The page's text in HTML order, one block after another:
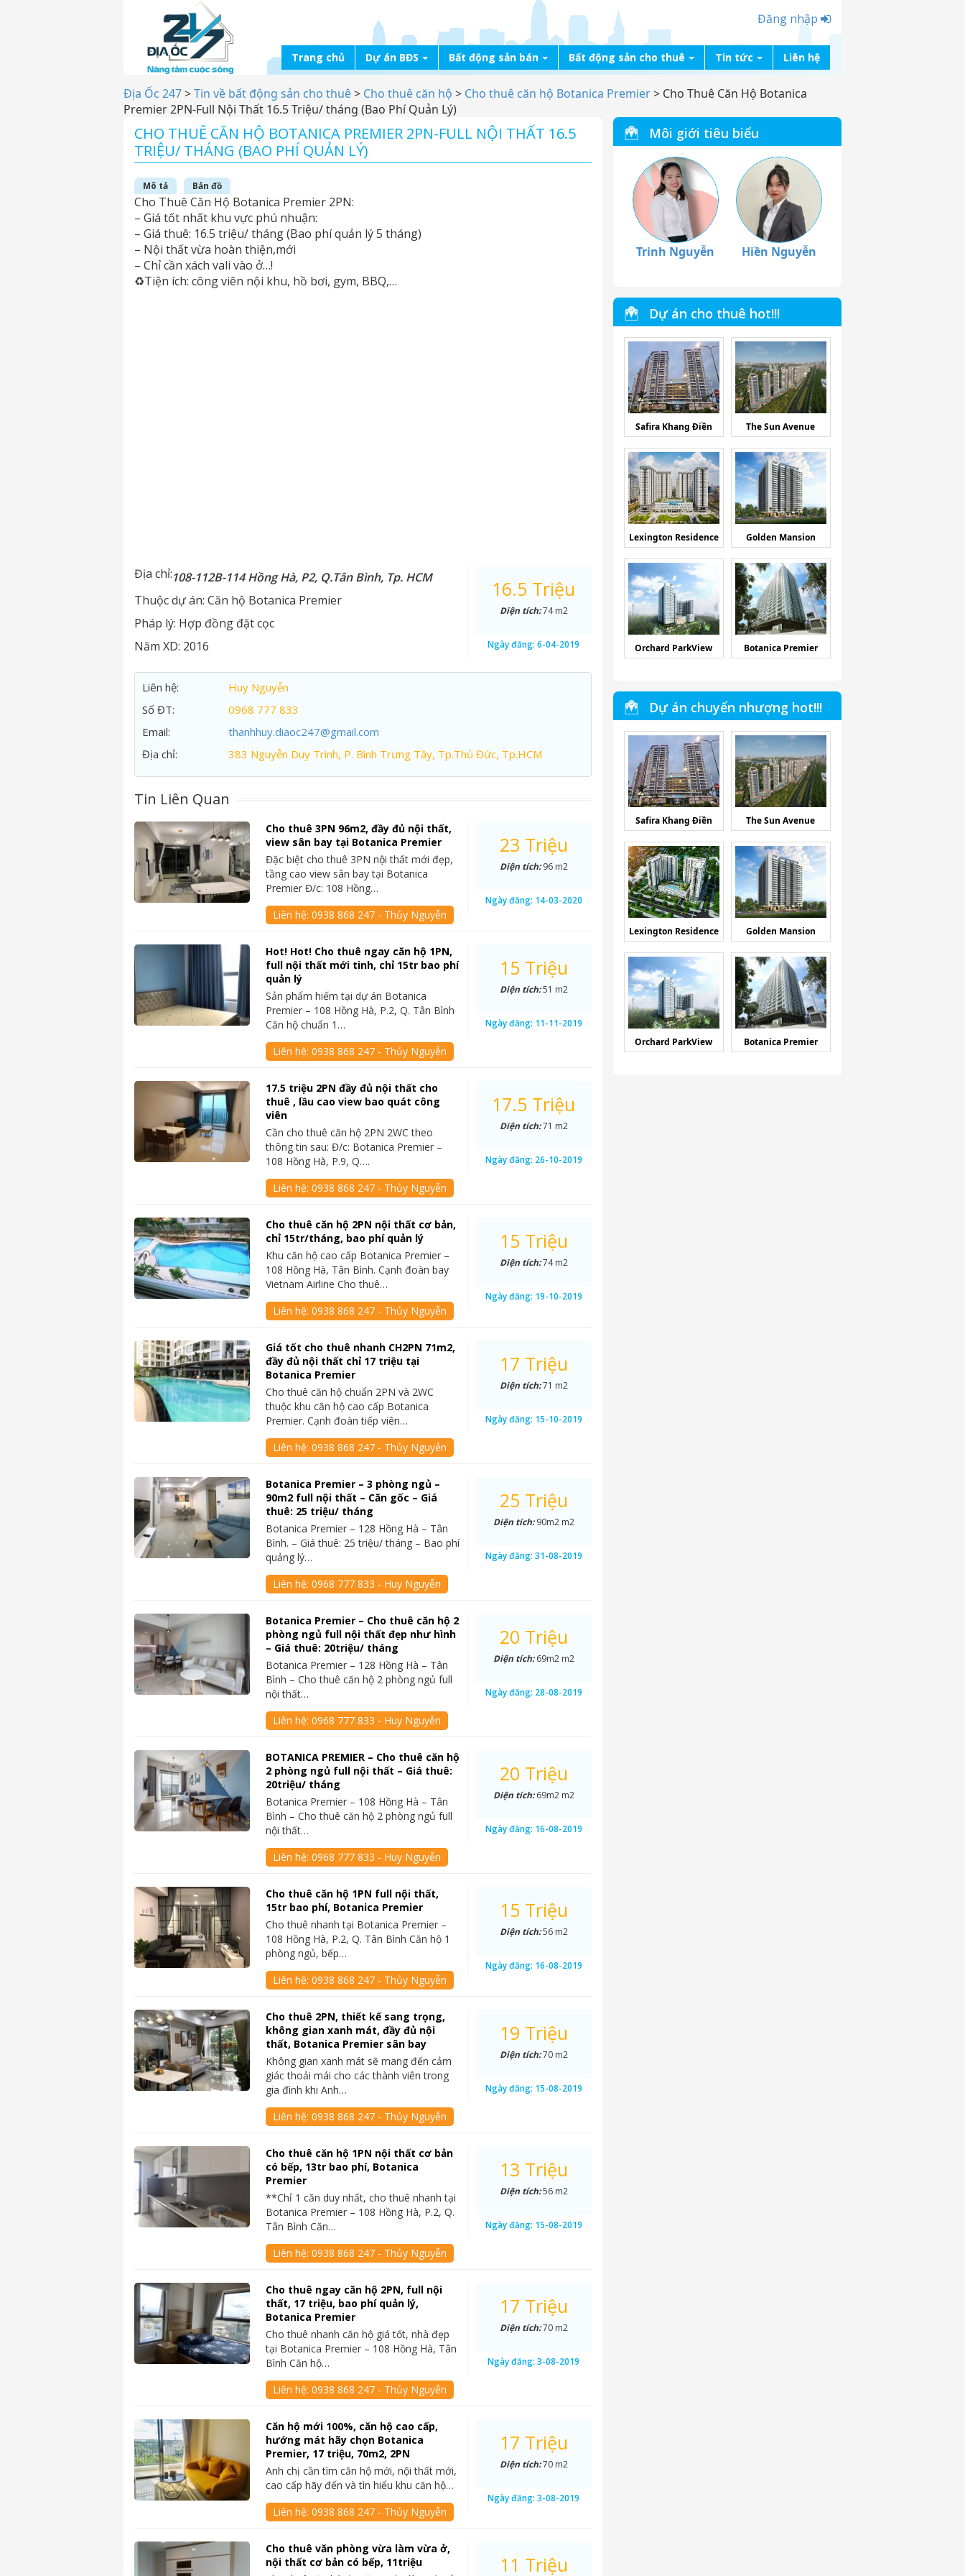
Đăng nhập
Trang chủ Dự án BĐS Bất động sản bán Bất động sản cho thuê Tin tức Liên hệ
Địa Ốc 247>Tin về bất động sản cho thuê> Cho thuê căn hộ > Cho thuê căn hộ Botanica Premier> Cho Thuê Căn Hộ Botanica
Premier 2PN-Full Nội Thất 16.5 Triệu/ tháng (Bao Phí Quản Lý)
CHO THUÊ CĂN HỘ BOTANICA PREMIER 2PN-FULL NỘI THẤT 16.5
TRIỆU/ THÁNG (BAO PHÍ QUẢN LÝ)
Mô tả Bản đồ
Cho Thuê Căn Hộ Botanica Premier 2PN:
– Giá tốt nhất khu vực phú nhuận:
– Giá thuê: 16.5 triệu/ tháng (Bao phí quản lý 5 tháng)
– Nội thất vừa hoàn thiện,mới
– Chỉ cần xách vali vào ở…!
♻Tiện ích: công viên nội khu, hồ bơi, gym, BBQ,…
Địa chỉ:108-112B-114 Hồng Hà, P2, Q.Tân Bình, Tp. HCM
Thuộc dự án: Căn hộ Botanica Premier
Pháp lý: Hợp đồng đặt cọc
Năm XD: 2016
16.5 Triệu
Diện tích:74 m2
Ngày đăng:6-04-2019
Liên hệ:
Huy Nguyễn
Số ĐT:
0968 777 833
Email:
thanhhuy.diaoc247@gmail.com
Địa chỉ:
383 Nguyễn Duy Trinh, P. Bình Trưng Tây, Tp.Thủ Đức, Tp.HCM
Tin Liên Quan
Cho thuê 3PN 96m2, đầy đủ nội thất,
view sân bay tại Botanica Premier
Đặc biệt cho thuê 3PN nội thất mới đẹp,
tầng cao view sân bay tại Botanica
Premier Đ/c: 108 Hồng…
Liên hệ:0938 868 247 - Thủy Nguyễn
23 Triệu
Diện tích:96 m2
Ngày đăng: 14-03-2020
Hot! Hot! Cho thuê ngay căn hộ 1PN,
full nội thất mới tinh, chỉ 15tr bao phí
quản lý
Sản phẩm hiếm tại dự án Botanica
Premier – 108 Hồng Hà, P.2, Q. Tân Bình
Căn hộ chuẩn 1…
Liên hệ:0938 868 247 - Thủy Nguyễn
15 Triệu
Diện tích:51 m2
Ngày đăng: 11-11-2019
17.5 triệu 2PN đầy đủ nội thất cho
thuê , lầu cao view bao quát công
viên
Cần cho thuê căn hộ 2PN 2WC theo
thông tin sau: Đ/c: Botanica Premier –
108 Hồng Hà, P.9, Q….
Liên hệ:0938 868 247 - Thủy Nguyễn
17.5 Triệu
Diện tích:71 m2
Ngày đăng: 26-10-2019
Cho thuê căn hộ 2PN nội thất cơ bản,
chỉ 15tr/tháng, bao phí quản lý
Khu căn hộ cao cấp Botanica Premier –
108 Hồng Hà, Tân Bình. Cạnh đoàn bay
Vietnam Airline Cho thuê…
Liên hệ:0938 868 247 - Thủy Nguyễn
15 Triệu
Diện tích:74 m2
Ngày đăng: 19-10-2019
Giá tốt cho thuê nhanh CH2PN 71m2,
đầy đủ nội thất chỉ 17 triệu tại
Botanica Premier
Cho thuê căn hộ chuẩn 2PN và 2WC
thuộc khu căn hộ cao cấp Botanica
Premier. Cạnh đoàn tiếp viên…
Liên hệ:0938 868 247 - Thủy Nguyễn
17 Triệu
Diện tích:71 m2
Ngày đăng: 15-10-2019
Botanica Premier – 3 phòng ngủ –
90m2 full nội thất – Căn gốc – Giá
thuê: 25 triệu/ tháng
Botanica Premier – 128 Hồng Hà – Tân
Bình. – Giá thuê: 25 triệu/ tháng – Bao phí
quảng lý…
Liên hệ:0968 777 833 - Huy Nguyễn
25 Triệu
Diện tích:90m2 m2
Ngày đăng: 31-08-2019
Botanica Premier – Cho thuê căn hộ 2
phòng ngủ full nội thất đẹp như hình
– Giá thuê: 20triệu/ tháng
Botanica Premier – 128 Hồng Hà – Tân
Bình – Cho thuê căn hộ 2 phòng ngủ full
nội thất…
Liên hệ:0968 777 833 - Huy Nguyễn
20 Triệu
Diện tích:69m2 m2
Ngày đăng: 28-08-2019
BOTANICA PREMIER – Cho thuê căn hộ
2 phòng ngủ full nội thất – Giá thuê:
20triệu/ tháng
Botanica Premier – 108 Hồng Hà – Tân
Bình – Cho thuê căn hộ 2 phòng ngủ full
nội thất…
Liên hệ:0968 777 833 - Huy Nguyễn
20 Triệu
Diện tích:69m2 m2
Ngày đăng: 16-08-2019
Cho thuê căn hộ 1PN full nội thất,
15tr bao phí, Botanica Premier
Cho thuê nhanh tại Botanica Premier –
108 Hồng Hà, P.2, Q. Tân Bình Căn hộ 1
phòng ngủ, bếp…
Liên hệ:0938 868 247 - Thủy Nguyễn
15 Triệu
Diện tích:56 m2
Ngày đăng: 16-08-2019
Cho thuê 2PN, thiết kế sang trọng,
không gian xanh mát, đầy đủ nội
thất, Botanica Premier sân bay
Không gian xanh mát sẽ mang đến cảm
giác thoải mái cho các thành viên trong
gia đình khi Anh…
Liên hệ:0938 868 247 - Thủy Nguyễn
19 Triệu
Diện tích:70 m2
Ngày đăng: 15-08-2019
Cho thuê căn hộ 1PN nội thất cơ bản
có bếp, 13tr bao phí, Botanica
Premier
**Chỉ 1 căn duy nhất, cho thuê nhanh tại
Botanica Premier – 108 Hồng Hà, P.2, Q.
Tân Bình Căn…
Liên hệ:0938 868 247 - Thủy Nguyễn
13 Triệu
Diện tích:56 m2
Ngày đăng: 15-08-2019
Cho thuê ngay căn hộ 2PN, full nội
thất, 17 triệu, bao phí quản lý,
Botanica Premier
Cho thuê nhanh căn hộ giá tốt, nhà đẹp
tại Botanica Premier – 108 Hồng Hà, Tân
Bình Căn hộ…
Liên hệ:0938 868 247 - Thủy Nguyễn
17 Triệu
Diện tích:70 m2
Ngày đăng:3-08-2019
Căn hộ mới 100%, căn hộ cao cấp,
hướng mát hãy chọn Botanica
Premier, 17 triệu, 70m2, 2PN
Anh chị cần tìm căn hộ mới, nội thất mới,
cao cấp hãy đến và tìn hiểu khu căn hộ…
Liên hệ:0938 868 247 - Thủy Nguyễn
17 Triệu
Diện tích:70 m2
Ngày đăng:3-08-2019
Cho thuê văn phòng vừa làm vừa ở,
nội thất cơ bản có bếp, 11triệu
11 Triệu
Môi giới tiêu biểu
Trinh Nguyễn Hiền Nguyễn
Dự án cho thuê hot!!!
Safira Khang Điền The Sun Avenue
Lexington Residence Golden Mansion
Orchard ParkView Botanica Premier
Dự án chuyển nhượng hot!!!
Safira Khang Điền The Sun Avenue
Lexington Residence Golden Mansion
Orchard ParkView Botanica Premier